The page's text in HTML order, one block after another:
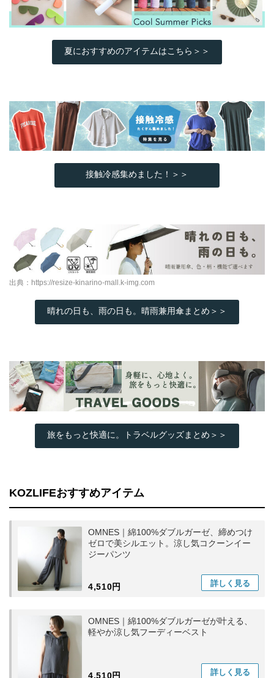
夏におすすめのアイテムはこちら＞＞
接触冷感集めました！＞＞
出典： https://resize-kinarino-mall.k-img.com
晴れの日も、雨の日も。晴雨兼用傘まとめ＞＞
旅をもっと快適に。トラベルグッズまとめ＞＞
KOZLIFEおすすめアイテム
OMNES｜綿100%ダブルガーゼ、締めつけ
ゼロで美シルエット。涼し気コクーンイー
ジーパンツ
4,510円 詳しく 見る
OMNES｜綿100%ダブルガーゼが叶える、
軽やか涼し気フーディーベスト
4,510円 詳しく 見る